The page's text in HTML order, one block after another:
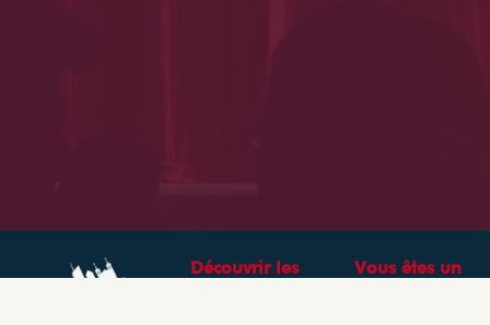
Découvrir les
Vous êtes un